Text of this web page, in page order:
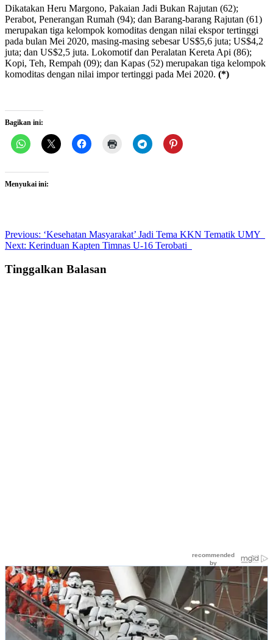
Dikatakan Heru Margono, Pakaian Jadi Bukan Rajutan (62);
Perabot, Penerangan Rumah (94); dan Barang-barang Rajutan (61)
merupakan tiga kelompok komoditas dengan nilai ekspor tertinggi
pada bulan Mei 2020, masing-masing sebesar US$5,6 juta; US$4,2
juta; dan US$2,5 juta. Lokomotif dan Peralatan Kereta Api (86);
Kopi, Teh, Rempah (09); dan Kapas (52) merupakan tiga kelompok
komoditas dengan nilai impor tertinggi pada Mei 2020. (*)
Bagikan ini:
Menyukai ini:
Post
navigation
Previous: ‘Kesehatan Masyarakat’ Jadi Tema KKN Tematik UMY
Next: Kerinduan Kapten Timnas U-16 Terobati
Tinggalkan Balasan